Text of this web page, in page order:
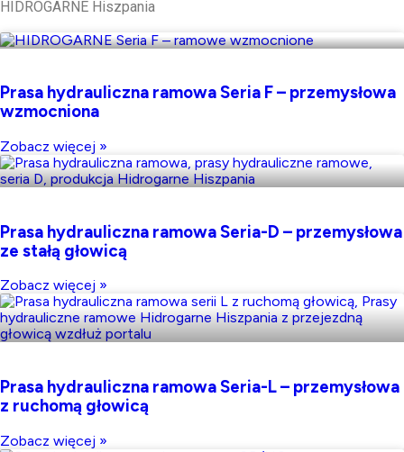
HIDROGARNE Hiszpania
Prasa hydrauliczna ramowa Seria F – przemysłowa
wzmocniona
Zobacz więcej »
Prasa hydrauliczna ramowa Seria-D – przemysłowa
ze stałą głowicą
Zobacz więcej »
Prasa hydrauliczna ramowa Seria-L – przemysłowa
z ruchomą głowicą
Zobacz więcej »